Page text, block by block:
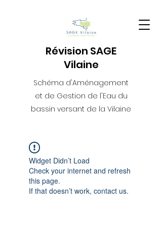
Révision SAGE
Vilaine
Schéma d'Aménagement
et de Gestion de l'Eau du
bassin versant de la Vilaine
Widget Didn’t Load
Check your internet and refresh
this page.
If that doesn’t work, contact us.